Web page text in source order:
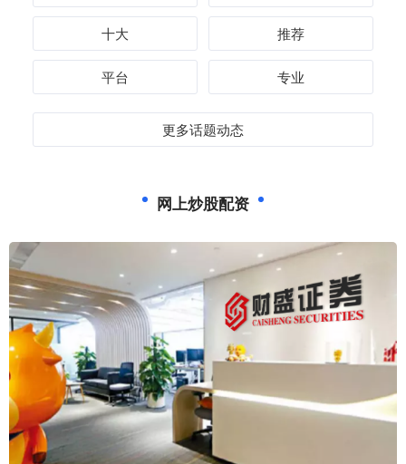
十大 推荐
平台 专业
更多话题动态
网上炒股配资